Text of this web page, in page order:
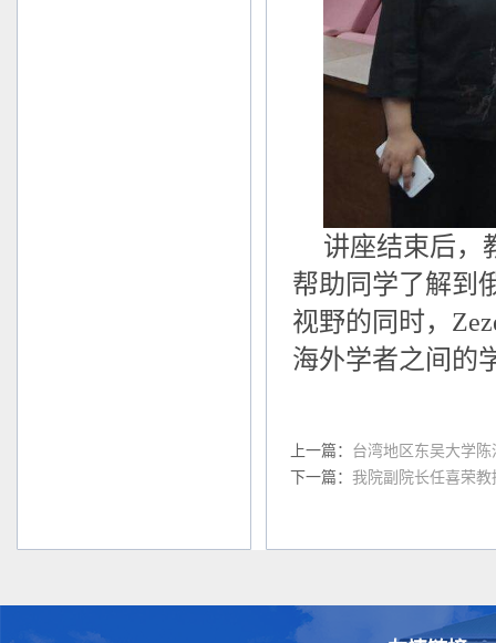
讲座结束后，
帮助同学了解到
视野的同时，
海外学者之间的
上一篇： 台湾地区东吴大学
下一篇： 我院副院长任喜荣